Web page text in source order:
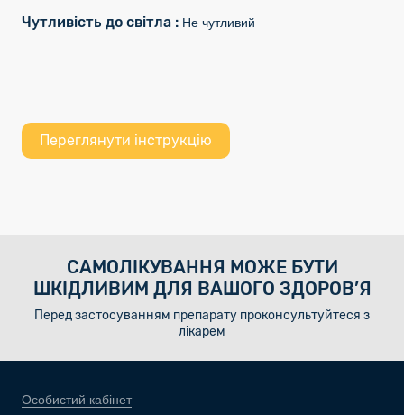
Чутливість до світла : Не чутливий
Переглянути інструкцію
САМОЛІКУВАННЯ МОЖЕ БУТИ
ШКІДЛИВИМ ДЛЯ ВАШОГО ЗДОРОВ’Я
Перед застосуванням препарату проконсультуйтеся з
лікарем
Особистий кабінет